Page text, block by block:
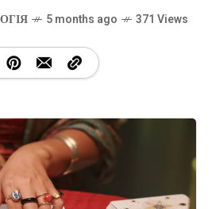
5 months ago 371 Views